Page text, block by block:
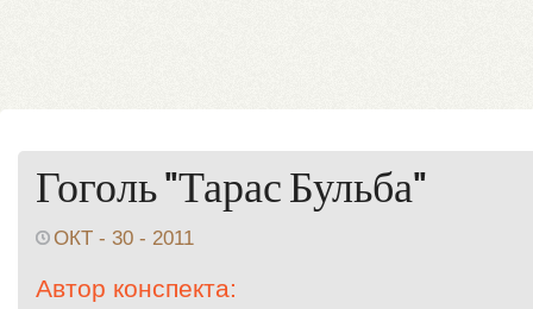
Гоголь "Тарас Бульба"
ОКТ - 30 - 2011
Автор конспекта: